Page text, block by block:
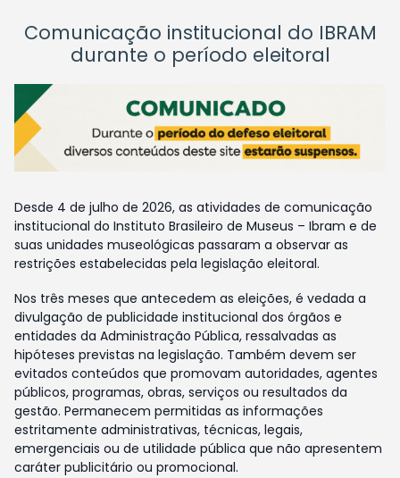
Comunicação institucional do IBRAM
durante o período eleitoral
Desde 4 de julho de 2026, as atividades de comunicação
institucional do Instituto Brasileiro de Museus – Ibram e de
suas unidades museológicas passaram a observar as
restrições estabelecidas pela legislação eleitoral.
Nos três meses que antecedem as eleições, é vedada a
divulgação de publicidade institucional dos órgãos e
entidades da Administração Pública, ressalvadas as
hipóteses previstas na legislação. Também devem ser
evitados conteúdos que promovam autoridades, agentes
públicos, programas, obras, serviços ou resultados da
gestão. Permanecem permitidas as informações
estritamente administrativas, técnicas, legais,
emergenciais ou de utilidade pública que não apresentem
caráter publicitário ou promocional.